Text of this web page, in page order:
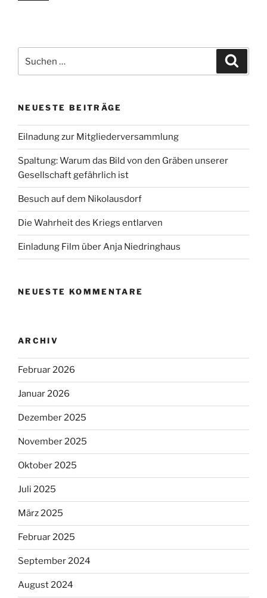
nach:
NEUESTE BEITRÄGE
Eilnadung zur Mitgliederversammlung
Spaltung: Warum das Bild von den Gräben unserer
Gesellschaft gefährlich ist
Besuch auf dem Nikolausdorf
Die Wahrheit des Kriegs entlarven
Einladung Film über Anja Niedringhaus
NEUESTE KOMMENTARE
ARCHIV
Februar 2026
Januar 2026
Dezember 2025
November 2025
Oktober 2025
Juli 2025
März 2025
Februar 2025
September 2024
August 2024